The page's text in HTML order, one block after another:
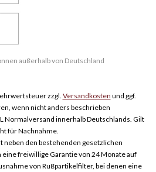
außerhalb von Deutschland
zzgl. Versandkosten und ggf.
wenn nicht anders beschrieben
Normalversand innerhalb Deutschlands. Gilt
für Nachnahme.
neben den bestehenden gesetzlichen
freiwillige Garantie von 24 Monate auf
von Rußpartikelfilter, bei denen eine